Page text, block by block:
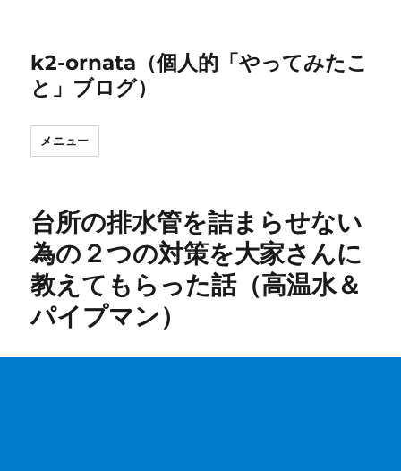
k2-ornata（個人的「やってみたこ
と」ブログ）
メニュー
台所の排水管を詰まらせない
為の２つの対策を大家さんに
教えてもらった話（高温水＆
パイプマン）